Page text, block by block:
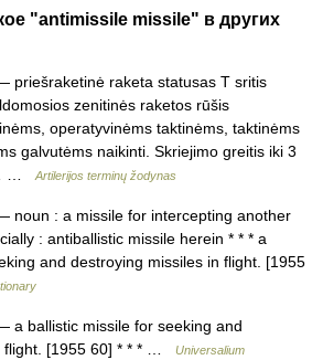
"antimissile missile" в других
priešraketinė raketa statusas T sritis
zenitinės raketos rūšis
operatyvinėms taktinėms, taktinėms
galvutėms naikinti. Skriejimo greitis iki 3
…
Artilerijos terminų žodynas
noun : a missile for intercepting another
: antiballistic missile herein * * * a
and destroying missiles in flight. [1955
a ballistic missile for seeking and
flight. [1955 60] * * * …
Universalium